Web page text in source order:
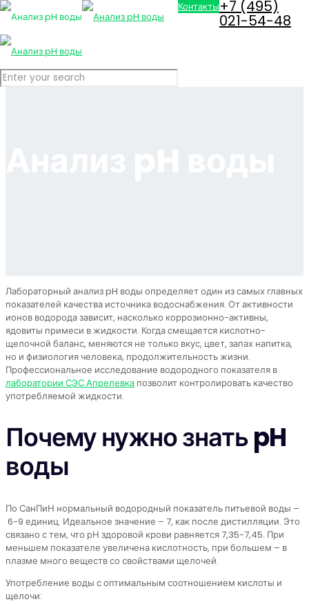
Контакты+7 (495)
021-54-48
Лабораторный анализ pH воды определяет один из самых главных
показателей качества источника водоснабжения. От активности
ионов водорода зависит, насколько коррозионно-активны,
ядовиты примеси в жидкости. Когда смещается кислотно-
щелочной баланс, меняются не только вкус, цвет, запах напитка,
но и физиология человека, продолжительность жизни.
Профессиональное исследование водородного показателя в
лаборатории СЭС Апрелевка позволит контролировать качество
употребляемой жидкости.
Почему нужно знать pH
воды
По СанПиН нормальный водородный показатель питьевой воды –
6-9 единиц. Идеальное значение – 7, как после дистилляции. Это
связано с тем, что рН здоровой крови равняется 7,35-7,45. При
меньшем показателе увеличена кислотность, при большем – в
плазме много веществ со свойствами щелочей.
Употребление воды с оптимальным соотношением кислоты и
щелочи: